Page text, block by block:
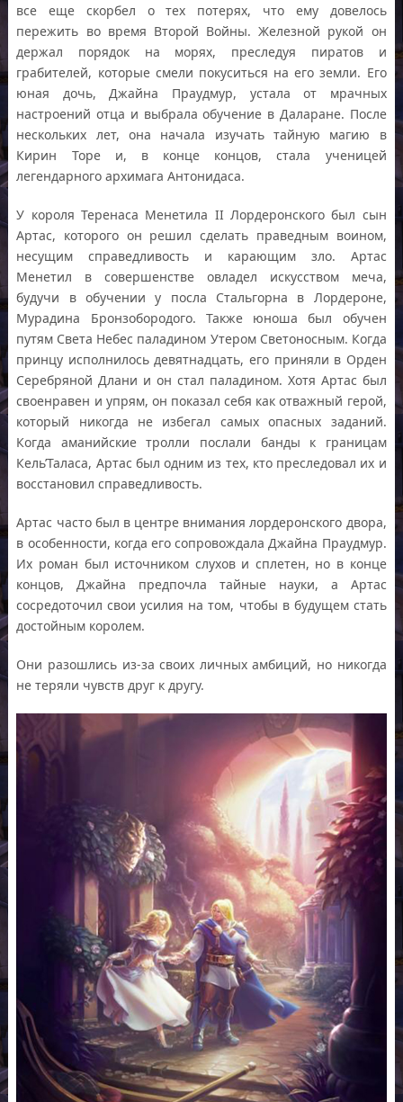
все еще скорбел о тех потерях, что ему довелось
пережить во время Второй Войны. Железной рукой он
держал порядок на морях, преследуя пиратов и
грабителей, которые смели покуситься на его земли. Его
юная дочь, Джайна Праудмур, устала от мрачных
настроений отца и выбрала обучение в Даларане. После
нескольких лет, она начала изучать тайную магию в
Кирин Торе и, в конце концов, стала ученицей
легендарного архимага Антонидаса.
У короля Теренаса Менетила II Лордеронского был сын
Артас, которого он решил сделать праведным воином,
несущим справедливость и карающим зло. Артас
Менетил в совершенстве овладел искусством меча,
будучи в обучении у посла Стальгорна в Лордероне,
Мурадина Бронзобородого. Также юноша был обучен
путям Света Небес паладином Утером Светоносным. Когда
принцу исполнилось девятнадцать, его приняли в Орден
Серебряной Длани и он стал паладином. Хотя Артас был
своенравен и упрям, он показал себя как отважный герой,
который никогда не избегал самых опасных заданий.
Когда аманийские тролли послали банды к границам
Кель’Таласа, Артас был одним из тех, кто преследовал их и
восстановил справедливость.
Артас часто был в центре внимания лордеронского двора,
в особенности, когда его сопровождала Джайна Праудмур.
Их роман был источником слухов и сплетен, но в конце
концов, Джайна предпочла тайные науки, а Артас
сосредоточил свои усилия на том, чтобы в будущем стать
достойным королем.
Они разошлись из-за своих личных амбиций, но никогда
не теряли чувств друг к другу.